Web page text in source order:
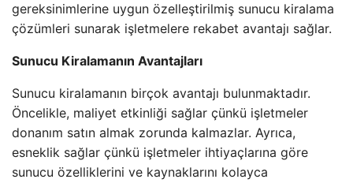
gereksinimlerine uygun özelleştirilmiş sunucu kiralama
çözümleri sunarak işletmelere rekabet avantajı sağlar.
Sunucu Kiralamanın Avantajları
Sunucu kiralamanın birçok avantajı bulunmaktadır.
Öncelikle, maliyet etkinliği sağlar çünkü işletmeler
donanım satın almak zorunda kalmazlar. Ayrıca,
esneklik sağlar çünkü işletmeler ihtiyaçlarına göre
sunucu özelliklerini ve kaynaklarını kolayca